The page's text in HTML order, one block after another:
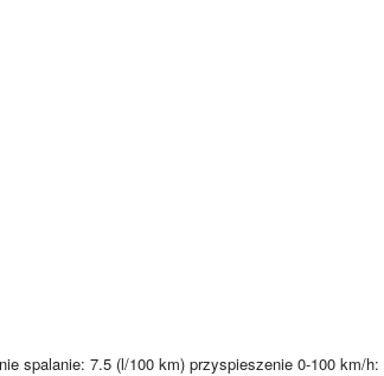
spalanie: 7.5 (l/100 km) przyspieszenie 0-100 km/h: